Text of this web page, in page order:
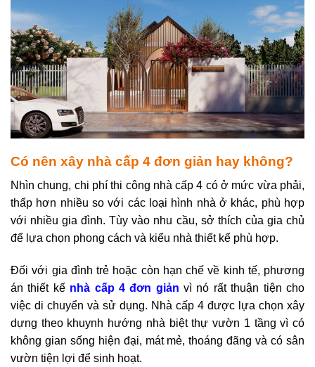
Có nên xây nhà cấp 4 đơn giản hay không?
Nhìn chung, chi phí thi công nhà cấp 4 có ở mức vừa phải,
thấp hơn nhiều so với các loại hình nhà ở khác, phù hợp
với nhiều gia đình. Tùy vào nhu cầu, sở thích của gia chủ
để lựa chọn phong cách và kiểu nhà thiết kế phù hợp.
Đối với gia đình trẻ hoặc còn hạn chế về kinh tế, phương
án thiết kế nhà cấp 4 đơn giản vì nó rất thuận tiện cho
việc di chuyển và sử dụng. Nhà cấp 4 được lựa chọn xây
dựng theo khuynh hướng nhà biệt thự vườn 1 tầng vì có
không gian sống hiện đại, mát mẻ, thoáng đãng và có sân
vườn tiện lợi để sinh hoạt.